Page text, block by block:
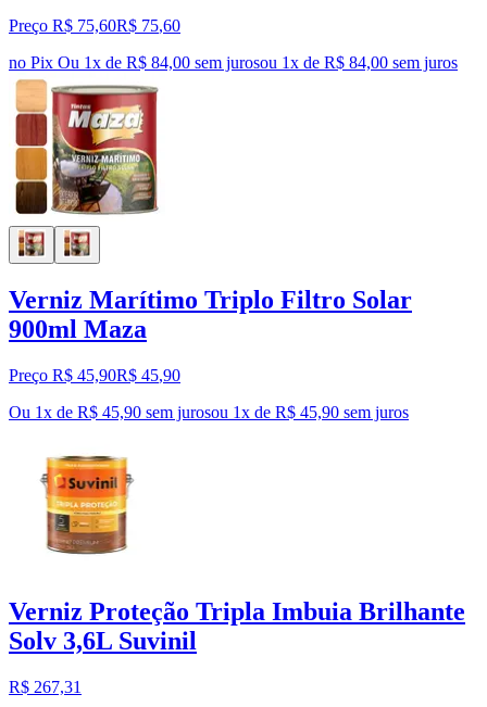
Preço R$ 75,60R$ 75,60
no Pix Ou 1x de R$ 84,00 sem jurosou 1x de R$ 84,00 sem juros
Verniz Marítimo Triplo Filtro Solar
900ml Maza
Preço R$ 45,90R$ 45,90
Ou 1x de R$ 45,90 sem jurosou 1x de R$ 45,90 sem juros
Verniz Proteção Tripla Imbuia Brilhante
Solv 3,6L Suvinil
R$ 267,31